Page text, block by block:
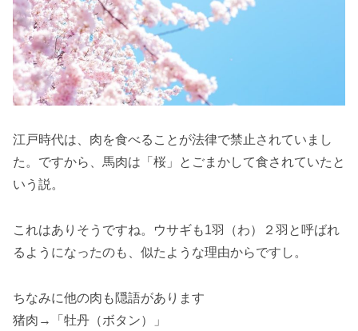
江戸時代は、肉を食べることが法律で禁止されていまし
た。ですから、馬肉は「桜」とごまかして食されていたと
いう説。
これはありそうですね。ウサギも1羽（わ）２羽と呼ばれ
るようになったのも、似たような理由からですし。
ちなみに他の肉も隠語があります
猪肉→「牡丹（ボタン）」